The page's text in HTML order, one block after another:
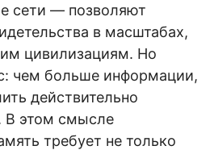
сети — позволяют
в масштабах,
цивилизациям. Но
чем больше информации,
действительно
В этом смысле
требует не только